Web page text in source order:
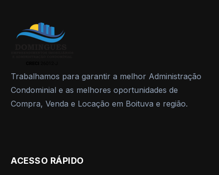
Trabalhamos para garantir a melhor Administração
Condominial e as melhores oportunidades de
Compra, Venda e Locação em Boituva e região.
ACESSO RÁPIDO